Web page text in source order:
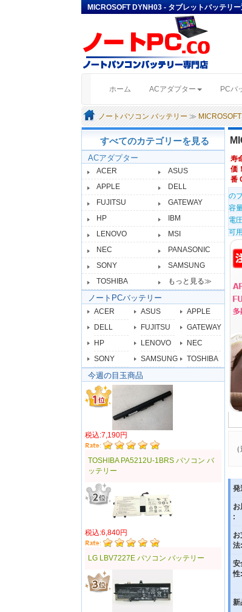
MICROSOFT DYNH03 - タブレットバッテリ
ホーム (current)ACアダプター PCバ
ノートパソコン バッテリー ≫ MICROSOFT
すべてのカテゴリーを見る
ACアダプター
ACER
ASUS
APPLE
DELL
FUJITSU
GATEWAY
HP
IBM
LENOVO
MSI
NEC
PANASONIC
SONY
SAMSUNG
TOSHIBA
もっと見る≫
ノートPCバッテリー
ACER ASUS
APPLE
DELL
FUJITSU
GATEWAY
HP
LENOVO
NEC
SONY
SAMSUNG TOSHIBA
今週の目玉商品
税込:7,190円
TOSHIBA PA5212U-1BRS パソコン バ
ッテリー
税込:6,840円
LG LBV7227E パソコン バッテリー
寿
価
番
の
容
電
可用
発
お
:
お
法:
安
性:
新